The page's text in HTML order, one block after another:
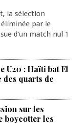
la sélection
par le
d’un match nul 1
U20 : Haïti bat El
des quarts de
sur les
boycotter les